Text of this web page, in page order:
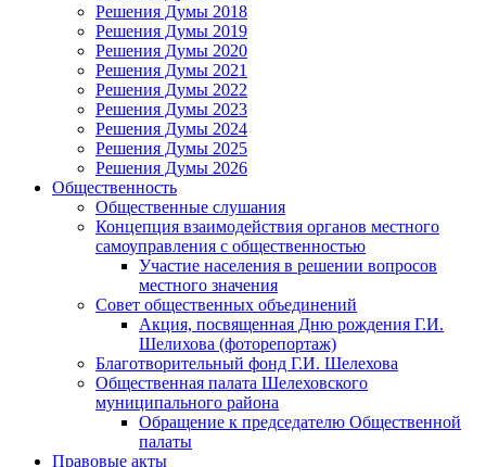
Решения Думы 2018
Решения Думы 2019
Решения Думы 2020
Решения Думы 2021
Решения Думы 2022
Решения Думы 2023
Решения Думы 2024
Решения Думы 2025
Решения Думы 2026
Общественность
Общественные слушания
Концепция взаимодействия органов местного
самоуправления с общественностью
Участие населения в решении вопросов
местного значения
Совет общественных объединений
Акция, посвященная Дню рождения Г.И.
Шелихова (фоторепортаж)
Благотворительный фонд Г.И. Шелехова
Общественная палата Шелеховского
муниципального района
Обращение к председателю Общественной
палаты
Правовые акты